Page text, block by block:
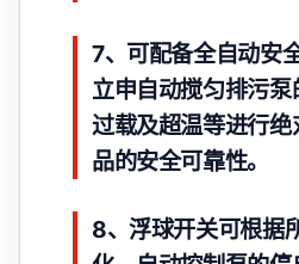
7、可配备全自动安
立申自动搅匀排污泵
过载及超温等进行
品的安全可靠性。
8、浮球开关可根据